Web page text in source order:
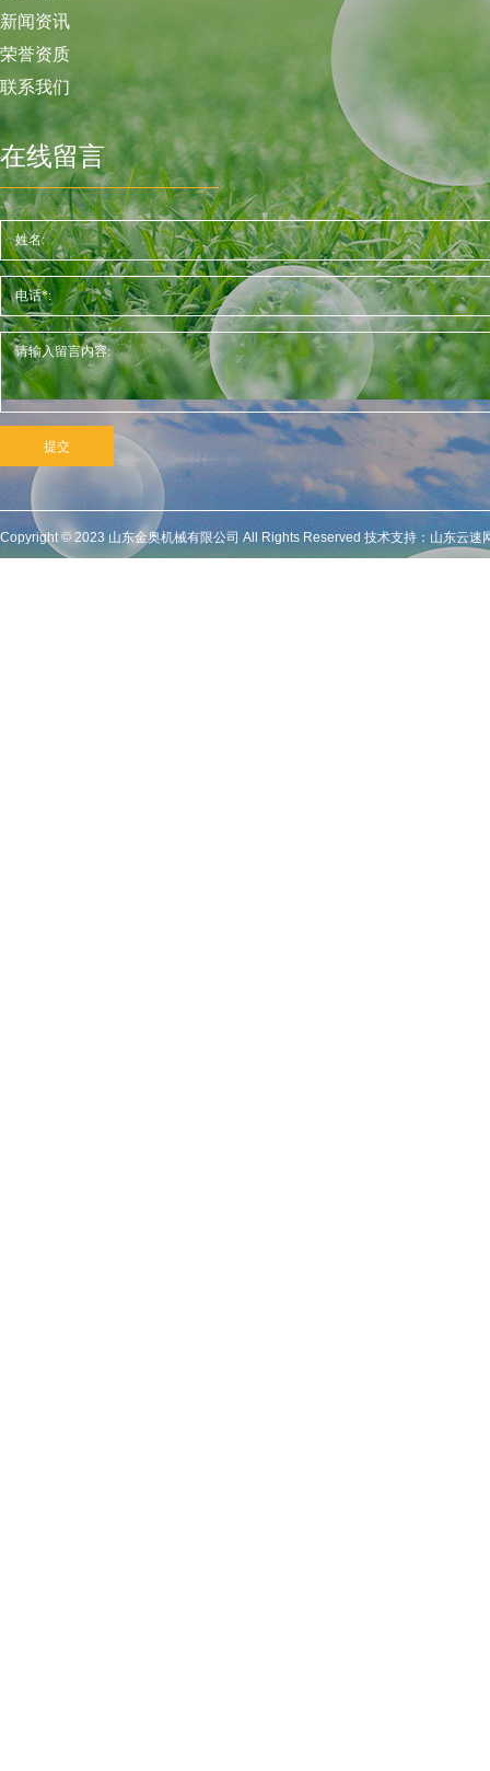
新闻资讯
荣誉资质
联系我们
在线留言
Copyright © 2023 山东金奥机械有限公司 All Rights Reserved 技术支持：山东云速